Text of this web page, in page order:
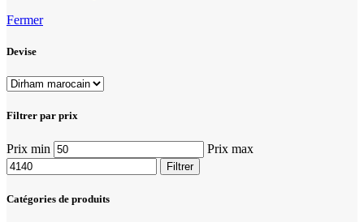
Fermer
Devise
Filtrer par prix
Prix min Prix max
Filtrer
Catégories de produits